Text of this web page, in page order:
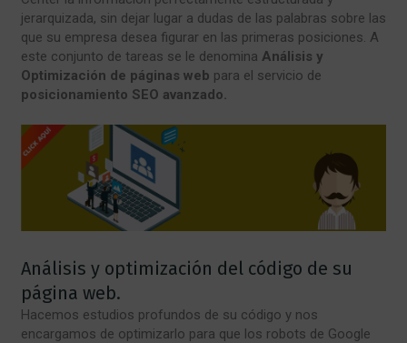
jerarquizada, sin dejar lugar a dudas de las palabras sobre las
que su empresa desea figurar en las primeras posiciones. A
este conjunto de tareas se le denomina Análisis y
Optimización de páginas web para el servicio de
posicionamiento SEO avanzado.
Análisis y optimización del código de su
página web.
Hacemos estudios profundos de su código y nos
encargamos de optimizarlo para que los robots de Google